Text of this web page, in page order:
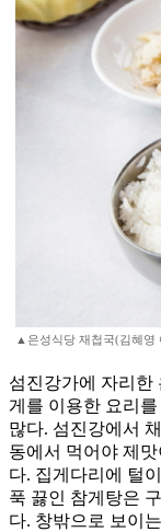
▲은성식당 재첩국(김혜영
섬진강가에 자리한
게를 이용한 요리
많다. 섬진강에서
동에서 먹어야 제
다. 집게다리에 털
푹 끓인 참게탕은
다. 창밖으로 보이